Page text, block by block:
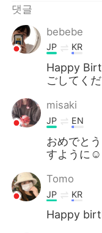
댓글
bebebe
JP KR
Happy
ごしてく
misaki
JP EN
おめでと
すように☺️
Tomo
JP KR
Happy